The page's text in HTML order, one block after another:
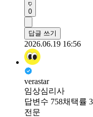
0
답글 쓰기
2026.06.19 16:56
verastar
임상심리사
답변수 758채택률
전문